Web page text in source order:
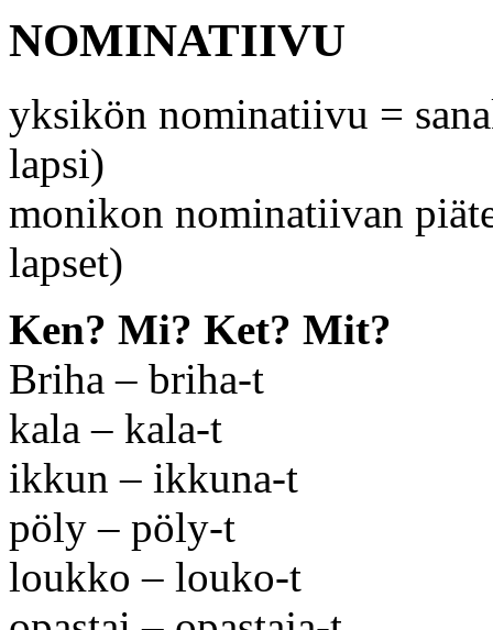
NOMINATIIVU
yksikön nominatiivu =
lapsi)
monikon nominatiivan
lapset)
Ken? Mi? Ket? Mit?
Briha – briha-t
kala – kala-t
ikkun – ikkuna-t
pöly – pöly-t
loukko – louko-t